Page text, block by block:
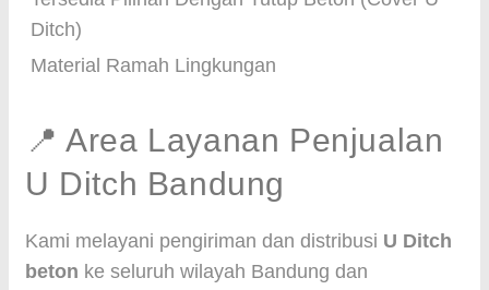
Ditch)
Material Ramah Lingkungan
📍 Area Layanan Penjualan
U Ditch Bandung
Kami melayani pengiriman dan distribusi U Ditch
beton ke seluruh wilayah Bandung dan